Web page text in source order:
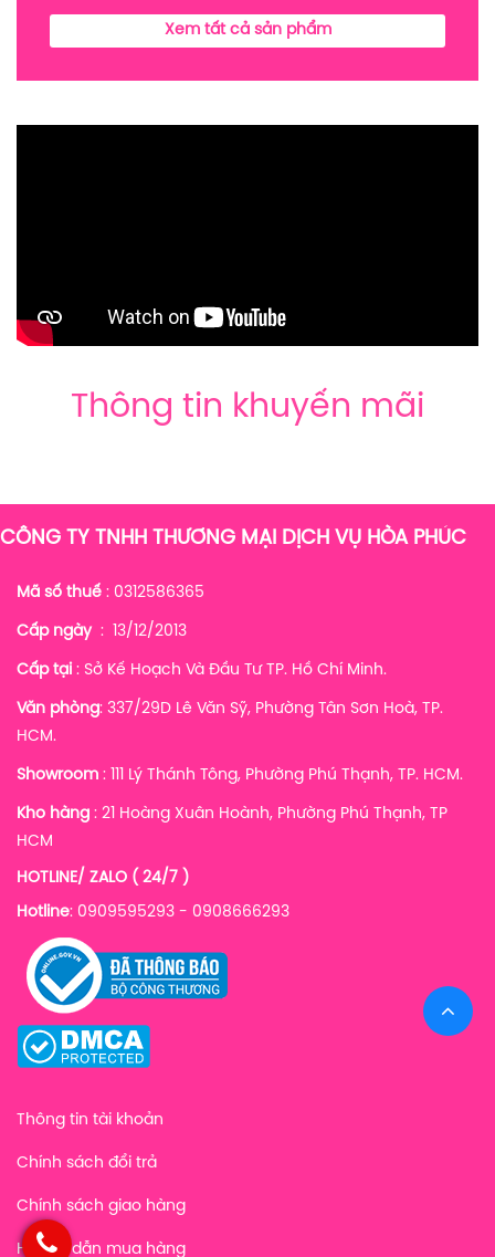
Xem tất cả sản phẩm
Thông tin khuyến mãi
CÔNG TY TNHH THƯƠNG MẠI DỊCH VỤ HÒA PHÚC
Mã số thuế : 0312586365
Cấp ngày: 13/12/2013
Cấp tại : Sở Kế Hoạch Và Đầu Tư TP. Hồ Chí Minh.
Văn phòng: 337/29D Lê Văn Sỹ, Phường Tân Sơn Hoà, TP.
HCM.
Showroom : 111 Lý Thánh Tông, Phường Phú Thạnh, TP. HCM.
Kho hàng : 21 Hoàng Xuân Hoành, Phường Phú Thạnh, TP
HCM
HOTLINE/ ZALO ( 24/7 )
Hotline: 0909595293 - 0908666293
Thông tin tài khoản
Chính sách đổi trả
Chính sách giao hàng
Hướng dẫn mua hàng